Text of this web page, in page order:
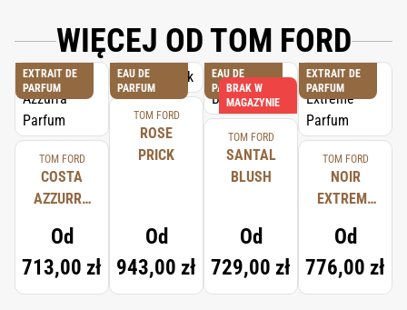
WIĘCEJ OD TOM FORD
EXTRAIT DE
PARFUM
TOM FORD
COSTA
AZZURRA
Od
713,00 zł
EAU DE
PARFUM
TOM FORD
ROSE
PRICK
Od
943,00 zł
EAU DE
PARFUM
BRAK W
MAGAZYNIE
TOM FORD
SANTAL
BLUSH
Od
729,00 zł
EXTRAIT DE
PARFUM
TOM FORD
NOIR
EXTREME
Od
776,00 zł